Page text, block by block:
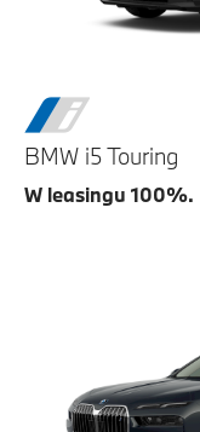
BMW i5 Touring
W leasingu 100%.